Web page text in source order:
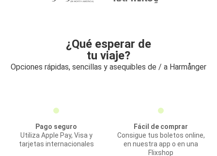
¿Qué esperar de
tu viaje?
Opciones rápidas, sencillas y asequibles de / a Harmånger
Pago seguro
Utiliza Apple Pay, Visa y
tarjetas internacionales
Fácil de comprar
Consigue tus boletos online,
en nuestra app o en una
Flixshop